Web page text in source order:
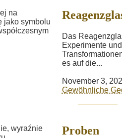
Das
Experimente
es auf die...
November 3,
Gewöhnliche
Proben